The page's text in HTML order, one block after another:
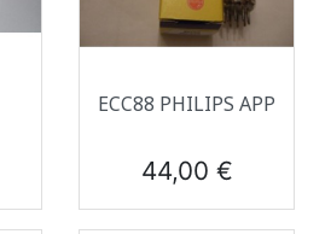
ECC88 PHILIPS APP
Prix
44,00 €